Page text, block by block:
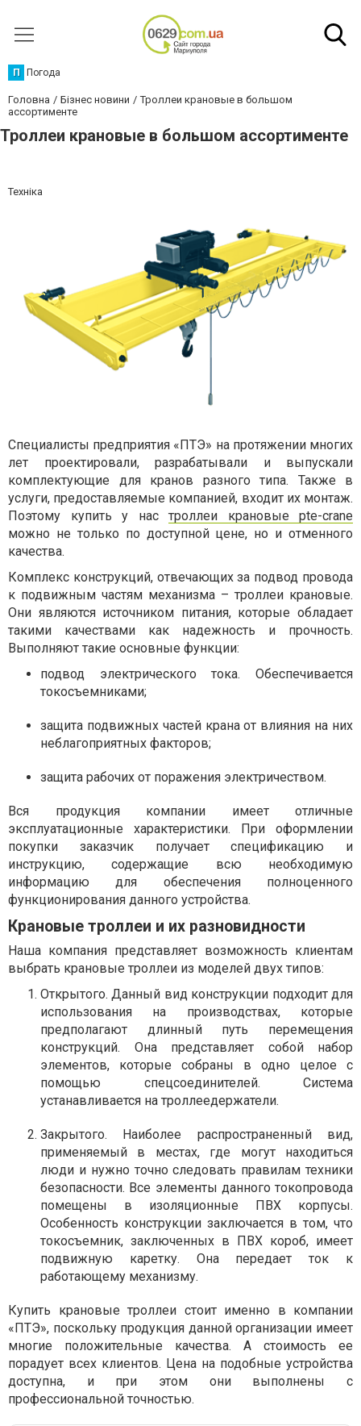
П Погода
Головна Бізнес новини
Троллеи крановые в большом
ассортименте
Троллеи крановые в большом ассортименте
Техніка
Специалисты предприятия «ПТЭ» на протяжении многих
лет проектировали, разрабатывали и выпускали
комплектующие для кранов разного типа. Также в
услуги, предоставляемые компанией, входит их монтаж.
Поэтому купить у нас троллеи крановые pte-crane
можно не только по доступной цене, но и отменного
качества.
Комплекс конструкций, отвечающих за подвод провода
к подвижным частям механизма – троллеи крановые.
Они являются источником питания, которые обладает
такими качествами как надежность и прочность.
Выполняют такие основные функции:
подвод электрического тока. Обеспечивается
токосъемниками;
защита подвижных частей крана от влияния на них
неблагоприятных факторов;
защита рабочих от поражения электричеством.
Вся продукция компании имеет отличные
эксплуатационные характеристики. При оформлении
покупки заказчик получает спецификацию и
инструкцию, содержащие всю необходимую
информацию для обеспечения полноценного
функционирования данного устройства.
Крановые троллеи и их разновидности
Наша компания представляет возможность клиентам
выбрать крановые троллеи из моделей двух типов:
Открытого. Данный вид конструкции подходит для
использования на производствах, которые
предполагают длинный путь перемещения
конструкций. Она представляет собой набор
элементов, которые собраны в одно целое с
помощью спецсоединителей. Система
устанавливается на троллеедержатели.
Закрытого. Наиболее распространенный вид,
применяемый в местах, где могут находиться
люди и нужно точно следовать правилам техники
безопасности. Все элементы данного токопровода
помещены в изоляционные ПВХ корпусы.
Особенность конструкции заключается в том, что
токосъемник, заключенных в ПВХ короб, имеет
подвижную каретку. Она передает ток к
работающему механизму.
Купить крановые троллеи стоит именно в компании
«ПТЭ», поскольку продукция данной организации имеет
многие положительные качества. А стоимость ее
порадует всех клиентов. Цена на подобные устройства
доступна, и при этом они выполнены с
профессиональной точностью.